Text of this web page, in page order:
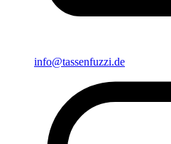
info@tassenfuzzi.de